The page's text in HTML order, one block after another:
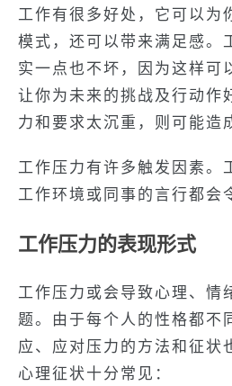
工作有很多好处，它可以为
模式，还可以带来满足感。
实一点也不坏，因为这样可
让你为未来的挑战及行动作
力和要求太沉重，则可能造
工作压力有许多触发因素。
工作环境或同事的言行都会
工作压力的表现形式
工作压力或会导致心理、情
题。由于每个人的性格都不
应、应对压力的方法和征状
心理征状十分常见：